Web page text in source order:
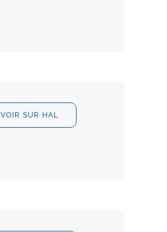
VOIR SUR HAL